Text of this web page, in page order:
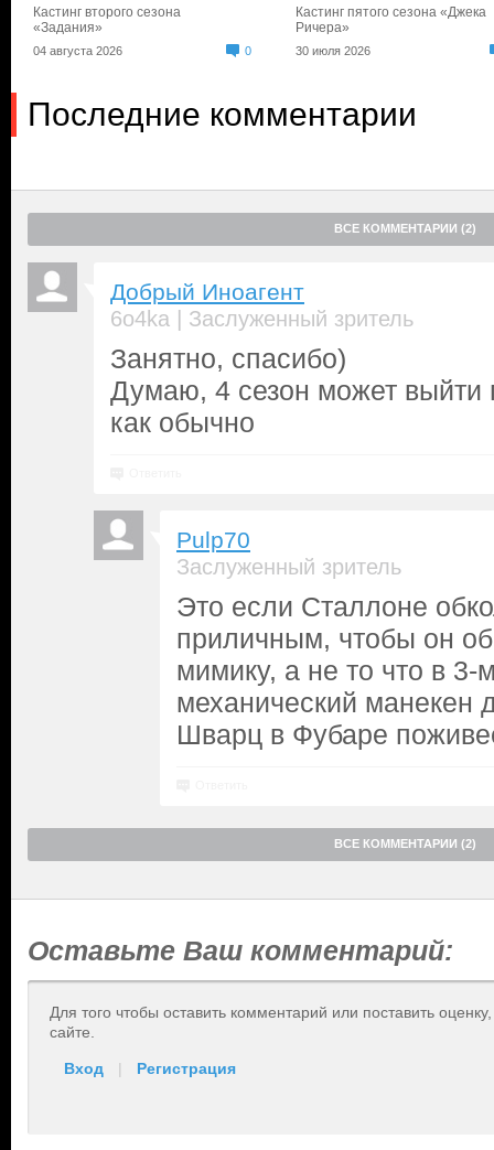
Кастинг второго сезона
«Задания»
04 августа 2026 0
Кастинг пятого сезона «Джека
Ричера»
30 июля 2026
Последние комментарии
ВСЕ КОММЕНТАРИИ (2)
Добрый Иноагент
6o4ka | Заслуженный зритель
Занятно, спасибо)
Думаю, 4 сезон может выйти
как обычно
Pulp70
Заслуженный зритель
Это если Сталлоне
приличным, чтобы он
мимику, а не то что в 3-
механический манекен
Шварц в Фубаре
ВСЕ КОММЕНТАРИИ (2)
Оставьте Ваш комментарий:
Для того чтобы оставить комментарий или поставить
сайте.
Вход | Регистрация